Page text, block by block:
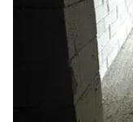
відповім на всі питання! Додатково: Комфорт: Балкон,
Ліфт, Панорамні вікна,
каналізація,